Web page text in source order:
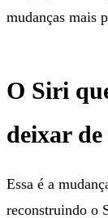
mudanças mais
O Siri
deixar
Essa é a
reconstruindo o